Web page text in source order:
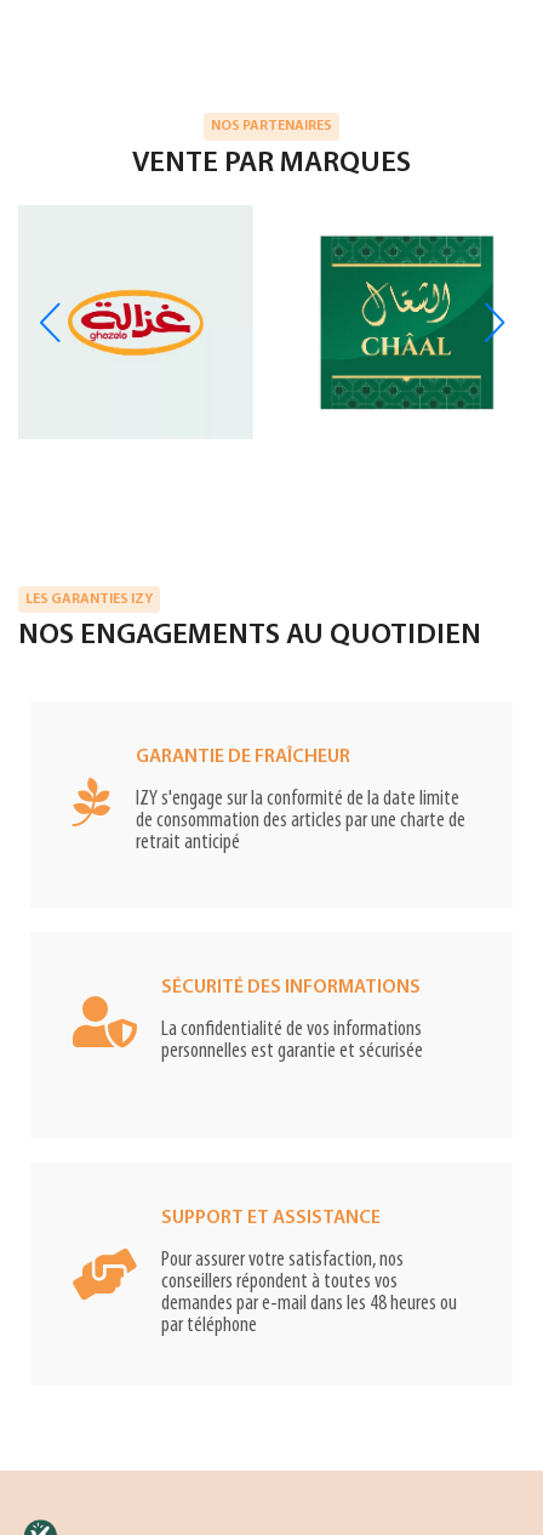
NOS PARTENAIRES
VENTE PAR MARQUES
LES GARANTIES IZY
NOS ENGAGEMENTS AU QUOTIDIEN
GARANTIE DE FRAÎCHEUR
IZY s'engage sur la conformité de la date limite
de consommation des articles par une charte de
retrait anticipé
SÉCURITÉ DES INFORMATIONS
La confidentialité de vos informations
personnelles est garantie et sécurisée
SUPPORT ET ASSISTANCE
Pour assurer votre satisfaction, nos
conseillers répondent à toutes vos
demandes par e-mail dans les 48 heures ou
par téléphone